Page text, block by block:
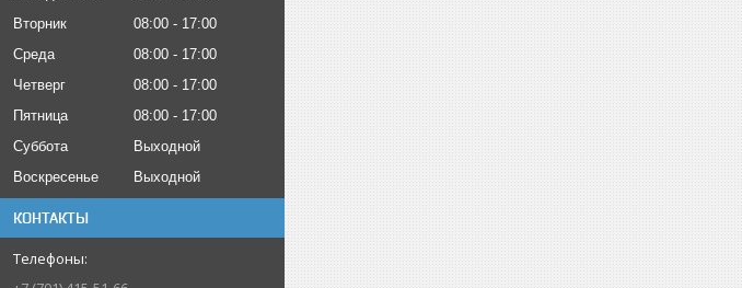
Вторник
08:00
17:00
Среда
08:00
17:00
Четверг
08:00
17:00
Пятница
08:00
17:00
Суббота
Выходной
Воскресенье
Выходной
КОНТАКТЫ